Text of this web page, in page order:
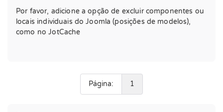
Por favor, adicione a opção de excluir componentes ou
locais individuais do Joomla (posições de modelos),
como no JotCache
Página: 1